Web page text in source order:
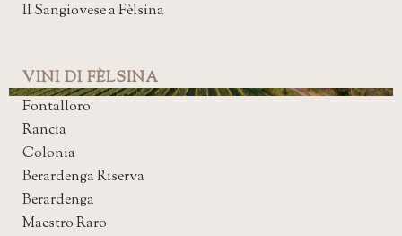
Il Sangiovese a Fèlsina
VINI DI FÈLSINA
Fontalloro
Rancia
Colonia
Berardenga Riserva
Berardenga
Maestro Raro